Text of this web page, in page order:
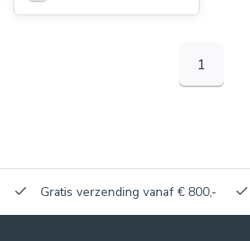
1
Gratis verzending vanaf € 800,-